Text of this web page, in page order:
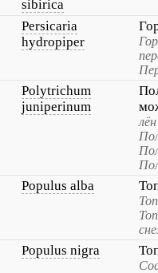
sibirica
Persicaria
hydropiper
Polytrichum
juniperinum
Populus alba
Populus nigra